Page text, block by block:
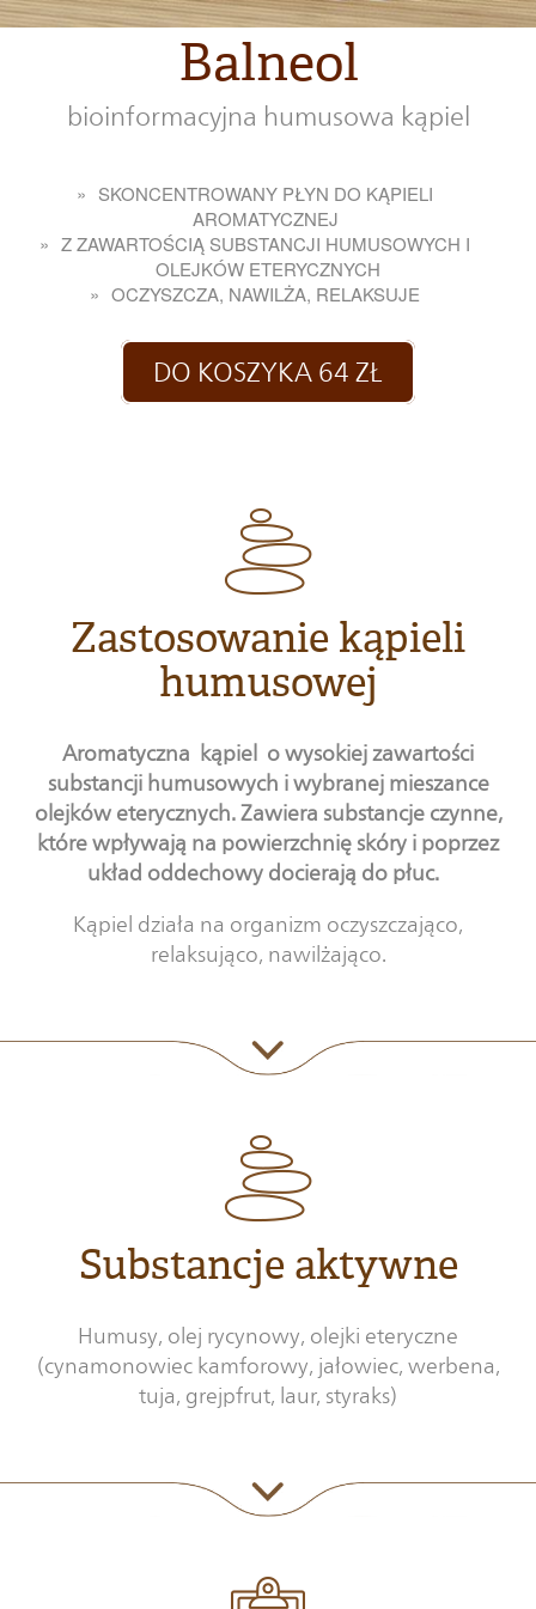
Balneol
bioinformacyjna humusowa kąpiel
SKONCENTROWANY PŁYN DO KĄPIELI
AROMATYCZNEJ
Z ZAWARTOŚCIĄ SUBSTANCJI HUMUSOWYCH I
OLEJKÓW ETERYCZNYCH
OCZYSZCZA, NAWILŻA, RELAKSUJE
DO KOSZYKA 64 ZŁ
Zastosowanie kąpieli
humusowej
Aromatyczna kąpiel o wysokiej zawartości
substancji humusowych i wybranej mieszance
olejków eterycznych. Zawiera substancje czynne,
które wpływają na powierzchnię skóry i poprzez
układ oddechowy docierają do płuc.
Kąpiel działa na organizm oczyszczająco,
relaksująco, nawilżająco.
Substancje aktywne
Humusy, olej rycynowy, olejki eteryczne
(cynamonowiec kamforowy, jałowiec, werbena,
tuja, grejpfrut, laur, styraks)